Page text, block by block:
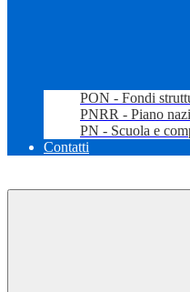
PON - Fondi
PNRR - Piano
PN - Scuola e
Contatti